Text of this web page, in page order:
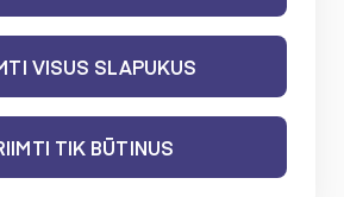
VISUS SLAPUKUS
TIK BŪTINUS